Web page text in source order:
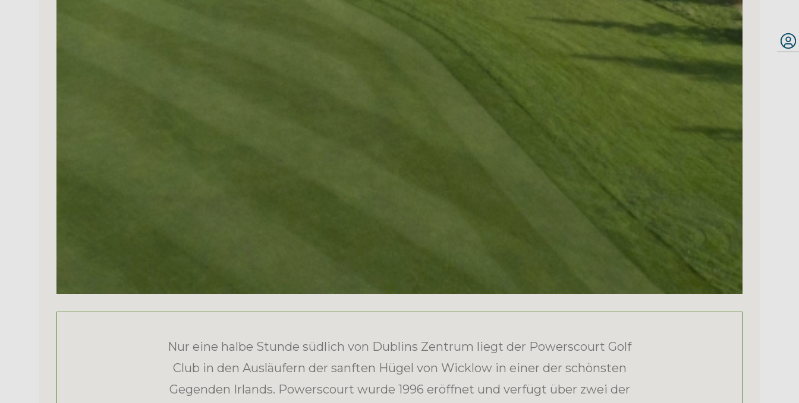
Nur eine halbe Stunde südlich von Dublins Zentrum liegt der Powerscourt Golf
Club in den Ausläufern der sanften Hügel von Wicklow in einer der schönsten
Gegenden Irlands. Powerscourt wurde 1996 eröffnet und verfügt über zwei der